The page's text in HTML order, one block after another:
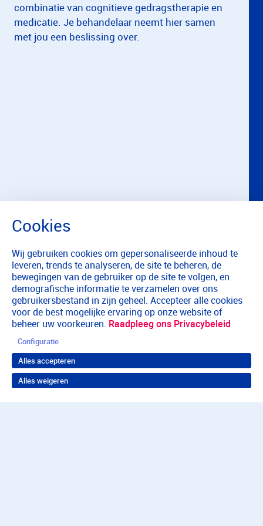
combinatie van cognitieve gedragstherapie en
medicatie. Je behandelaar neemt hier samen
met jou een beslissing over.
Wij gebruiken cookies om gepersonaliseerde inhoud te
leveren, trends te analyseren, de site te beheren, de
bewegingen van de gebruiker op de site te volgen, en
demografische informatie te verzamelen over ons
gebruikersbestand in zijn geheel. Accepteer alle cookies
voor de best mogelijke ervaring op onze website of
beheer uw voorkeuren. Raadpleeg ons Privacybeleid
Configuratie
Alles accepteren
Alles weigeren